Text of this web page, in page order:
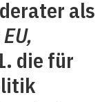
als
die für